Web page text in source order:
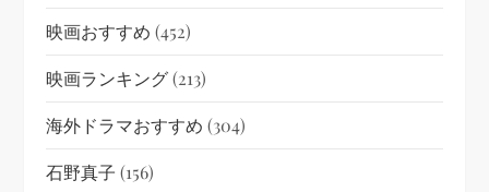
映画おすすめ (452)
映画ランキング(213)
海外ドラマおすすめ (304)
石野真子 (156)